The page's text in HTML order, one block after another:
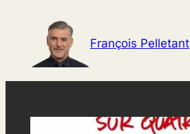
contenu
François Pelletant